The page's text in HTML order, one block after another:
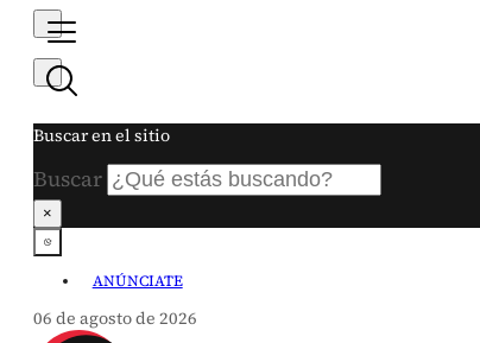
Buscar en el sitio
Buscar
×
ANÚNCIATE
06 de agosto de 2026